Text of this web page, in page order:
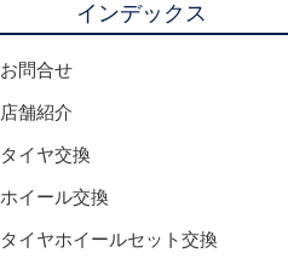
インデックス
お問合せ
店舗紹介
タイヤ交換
ホイール交換
タイヤホイールセット交換